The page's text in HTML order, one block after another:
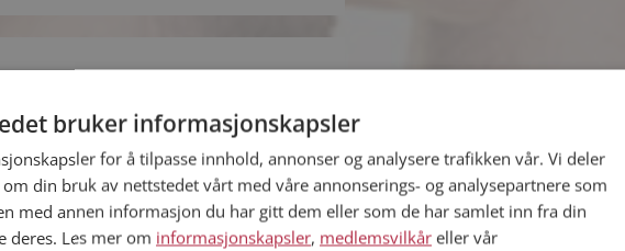
single personen hyggelig? Det tar bare ett
på Møteplassen, slik at du kan finne ut alt
bruker informasjonskapsler
for å tilpasse innhold, annonser og analysere trafikken vår. Vi deler
din bruk av nettstedet vårt med våre annonserings- og analysepartnere som
med annen informasjon du har gitt dem eller som de har samlet inn fra din
deres. Les mer om informasjonskapsler, medlemsvilkår eller vår